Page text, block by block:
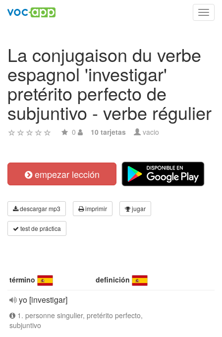
La conjugaison du verbe
espagnol 'investigar'
pretérito perfecto de
subjuntivo - verbe régulier
0 10 tarjetas vacio
empezar lección
descargar mp3 imprimir jugar
test de práctica
término definición
yo [investigar]
1. personne singulier, pretérito perfecto,
subjuntivo